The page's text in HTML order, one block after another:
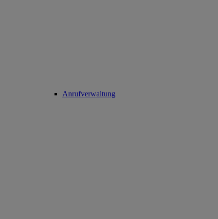
Anrufverwaltung